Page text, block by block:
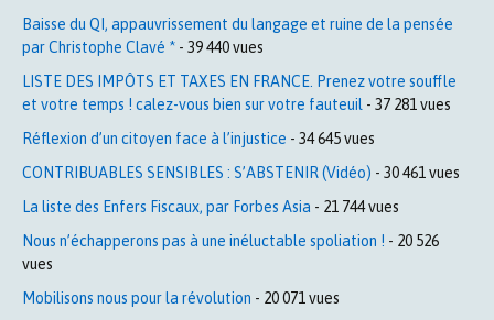
Baisse du QI, appauvrissement du langage et ruine de la pensée
par Christophe Clavé * - 39 440 vues
LISTE DES IMPÔTS ET TAXES EN FRANCE. Prenez votre souffle
et votre temps ! calez-vous bien sur votre fauteuil - 37 281 vues
Réflexion d’un citoyen face à l’injustice - 34 645 vues
CONTRIBUABLES SENSIBLES : S’ABSTENIR (Vidéo) - 30 461 vues
La liste des Enfers Fiscaux, par Forbes Asia - 21 744 vues
Nous n’échapperons pas à une inéluctable spoliation ! - 20 526
vues
Mobilisons nous pour la révolution - 20 071 vues